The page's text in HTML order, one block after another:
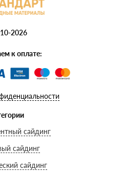
2026
к оплате:
сайдинг
сайдинг
сайдинг